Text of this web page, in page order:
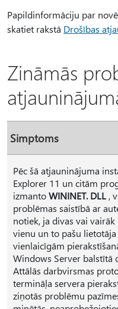
Papildinformāciju par
skatiet rakstā Drošības
Zināmās
Simptoms
Pēc šā atjauninājuma
Explorer 11 un citām
izmantoWININET. DLL ,
problēmas saistībā ar
notiek, ja divas vai
vienu un to pašu
vienlaicīgām
Windows Server balstītā
Attālās darbvirsmas
termināļa servera
ziņotās problēmu